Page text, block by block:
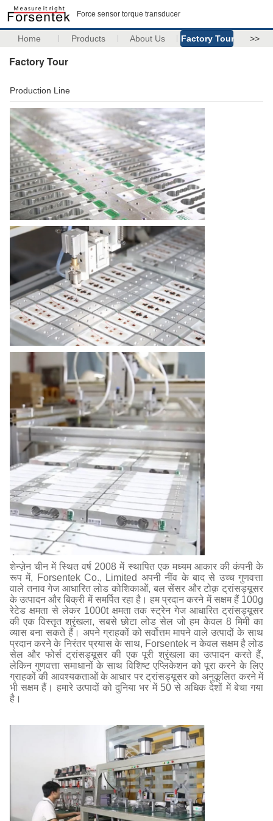
Force sensor torque transducer
Home Products About Us Factory Tour >>
Factory Tour
Production Line
शेन्ज़ेन चीन में स्थित वर्ष 2008 में स्थापित एक मध्यम आकार की कंपनी के
रूप में, Forsentek Co., Limited अपनी नींव के बाद से उच्च गुणवत्ता
वाले तनाव गेज आधारित लोड कोशिकाओं, बल सेंसर और टोक़ ट्रांसड्यूसर
के उत्पादन और बिक्री में समर्पित रहा है। हम प्रदान करने में सक्षम हैं 100g
रेटेड क्षमता से लेकर 1000t क्षमता तक स्ट्रेन गेज आधारित ट्रांसड्यूसर
की एक विस्तृत श्रृंखला, सबसे छोटा लोड सेल जो हम केवल 8 मिमी का
व्यास बना सकते हैं। अपने ग्राहकों को सर्वोत्तम मापने वाले उत्पादों के साथ
प्रदान करने के निरंतर प्रयास के साथ, Forsentek न केवल सक्षम है लोड
सेल और फोर्स ट्रांसड्यूसर की एक पूरी श्रृंखला का उत्पादन करते हैं,
लेकिन गुणवत्ता समाधानों के साथ विशिष्ट एप्लिकेशन को पूरा करने के लिए
ग्राहकों की आवश्यकताओं के आधार पर ट्रांसड्यूसर को अनुकूलित करने में
भी सक्षम हैं। हमारे उत्पादों को दुनिया भर में 50 से अधिक देशों में बेचा गया
है।